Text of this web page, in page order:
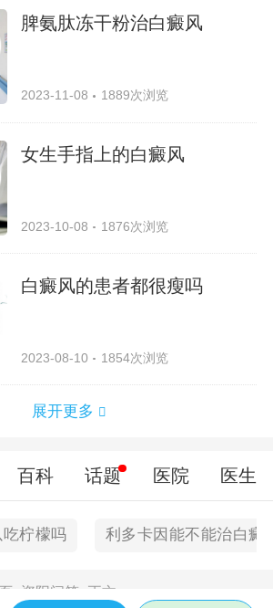
脾氨肽冻干粉治白癜风
2023-11-08 1889次浏览
女生手指上的白癜风
2023-10-08 1876次浏览
白癜风的患者都很瘦吗
2023-08-10 1854次浏览
展开更多
百科 话题 医院 医生
柠檬吗 利多卡因能不能治白癜
> 资阳问答> 正文